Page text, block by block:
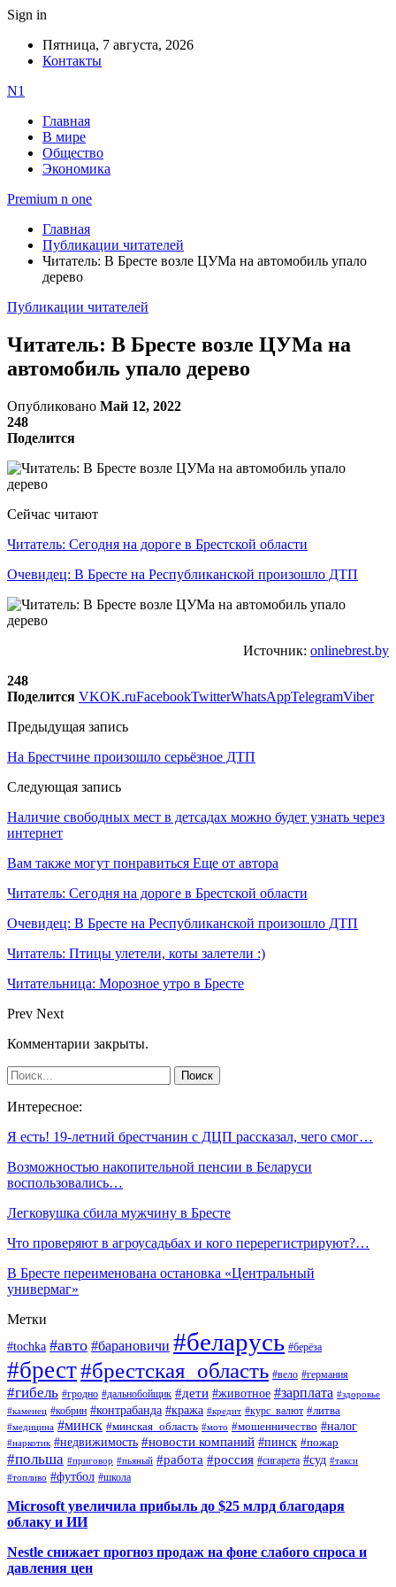
Sign in
Пятница, 7 августа, 2026
Контакты
N1
Главная
В мире
Общество
Экономика
Premium n one
Главная
Публикации читателей
Читатель: В Бресте возле ЦУМа на автомобиль упало
дерево
Публикации читателей
Читатель: В Бресте возле ЦУМа на
автомобиль упало дерево
Опубликовано Май 12, 2022
248
Поделится
Сейчас читают
Читатель: Сегодня на дороге в Брестской области
Очевидец: В Бресте на Республиканской произошло ДТП
Источник: onlinebrest.by
248
Поделится VKOK.ruFacebookTwitterWhatsAppTelegramViber
Предыдущая запись
На Брестчине произошло серьёзное ДТП
Следующая запись
Наличие свободных мест в детсадах можно будет узнать через
интернет
Вам также могут понравиться Еще от автора
Читатель: Сегодня на дороге в Брестской области
Очевидец: В Бресте на Республиканской произошло ДТП
Читатель: Птицы улетели, коты залетели :)
Читательница: Морозное утро в Бресте
Prev Next
Комментарии закрыты.
Интересное:
Я есть! 19-летний брестчанин с ДЦП рассказал, чего смог…
Возможностью накопительной пенсии в Беларуси
воспользовались…
Легковушка сбила мужчину в Бресте
Что проверяют в агроусадьбах и кого перерегистрируют?…
В Бресте переименована остановка «Центральный
универмаг»
Метки
#tochka #авто #барановичи #беларусь #берёза
#брест#брестская_область #вело #германия
#гибель #гродно #дальнобойщик #дети #животное #зарплата #здоровье
#каменец #кобрин #контрабанда #кража #кредит #курс_валют #литва
#медицина #минск #минская_область #мото #мошенничество #налог
#наркотик #недвижимость #новости компаний #пинск #пожар
#польша #приговор #пьяный #работа #россия #сигарета #суд #такси
#топливо #футбол #школа
Microsoft увеличила прибыль до $25 млрд благодаря
облаку и ИИ
Nestle снижает прогноз продаж на фоне слабого спроса и
давления цен